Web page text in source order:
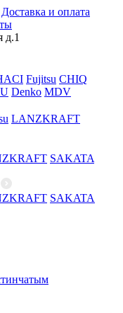
Доставка и оплата
д.1
Fujitsu CHIQ
Denko MDV
LANZKRAFT
SAKATA
SAKATA